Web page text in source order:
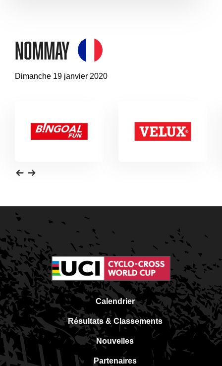
Nommay
Dimanche 19 janvier 2020
Calendrier
Résultats & Classements
Nouvelles
Partenaires